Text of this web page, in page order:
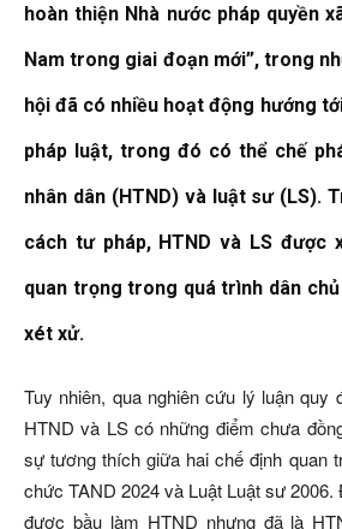
hoàn thiện Nhà nước pháp quyền
Nam trong giai đoạn mới”, trong
hội đã có nhiều hoạt động hướng
pháp luật, trong đó có thể chế
nhân dân (HTND) và luật sư (LS).
cách tư pháp, HTND và LS được
quan trọng trong quá trình dân
xét xử.
Tuy nhiên, qua nghiên cứu lý luận quy
HTND và LS có những điểm chưa
sự tương thích giữa hai chế định quan
chức TAND 2024 và Luật Luật sư
được bầu làm HTND nhưng đã là